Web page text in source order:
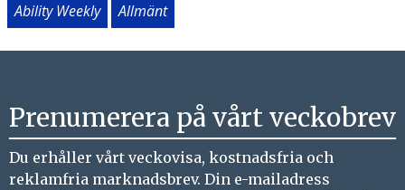
Ability Weekly Allmänt
Prenumerera på vårt veckobrev
Du erhåller vårt veckovisa, kostnadsfria och
reklamfria marknadsbrev. Din e-mailadress